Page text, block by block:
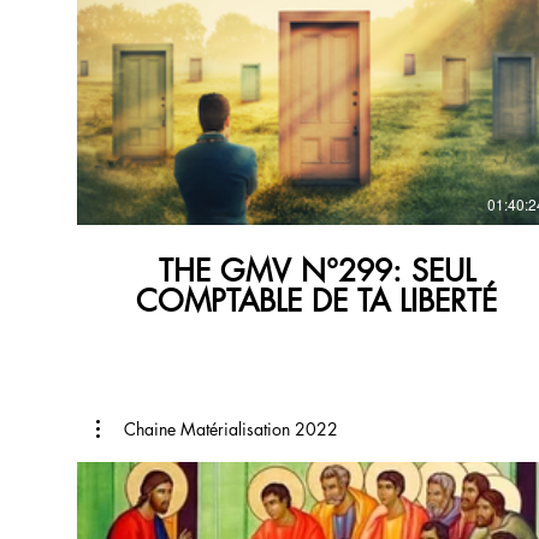
€
THE GMV N°299: SEUL
COMPTABLE DE TA LIBERTÉ
Chaine Matérialisation 2022